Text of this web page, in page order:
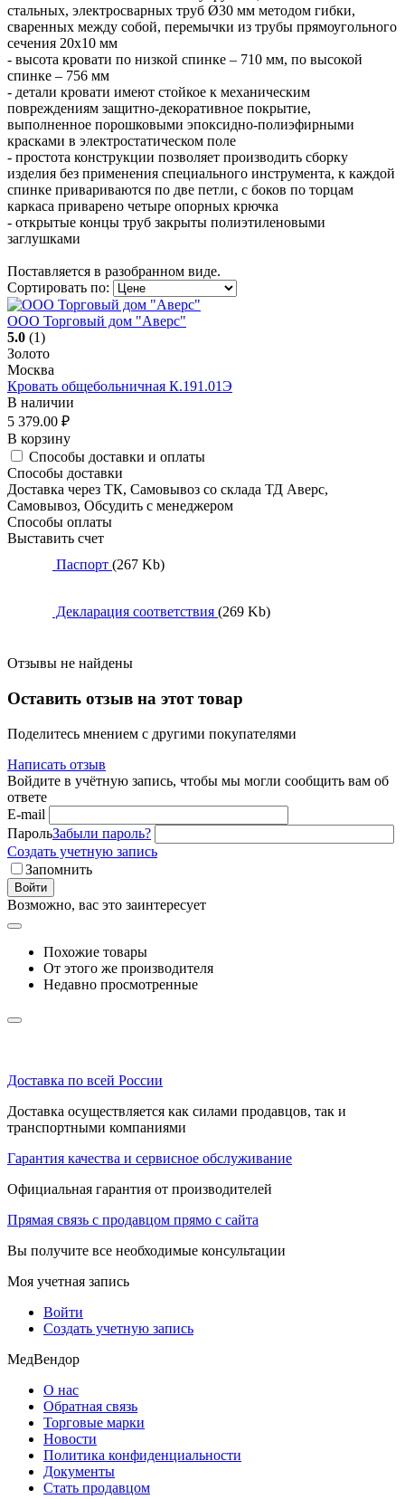
стальных, электросварных труб Ø30 мм методом гибки,
сваренных между собой, перемычки из трубы прямоугольного
сечения 20х10 мм
- высота кровати по низкой спинке – 710 мм, по высокой
спинке – 756 мм
- детали кровати имеют стойкое к механическим
повреждениям защитно-декоративное покрытие,
выполненное порошковыми эпоксидно-полиэфирными
красками в электростатическом поле
- простота конструкции позволяет производить сборку
изделия без применения специального инструмента, к каждой
спинке привариваются по две петли, с боков по торцам
каркаса приварено четыре опорных крючка
- открытые концы труб закрыты полиэтиленовыми
заглушками
Поставляется в разобранном виде.
Сортировать по:
ООО Торговый дом "Аверс"
5.0 (1)
Золото
Москва
Кровать общебольничная К.191.01Э
В наличии
5 379.00 ₽
В корзину
Способы доставки и оплаты
Способы доставки
Доставка через ТК, Самовывоз со склада ТД Аверс,
Самовывоз, Обсудить с менеджером
Способы оплаты
Выставить счет
Паспорт (267 Kb)
Декларация соответствия (269 Kb)
Отзывы не найдены
Оставить отзыв на этот товар
Поделитесь мнением с другими покупателями
Написать отзыв
Войдите в учётную запись, чтобы мы могли сообщить вам об
ответе
E-mail
ПарольЗабыли пароль?
Создать учетную запись
Запомнить
Войти
Возможно, вас это заинтересует
Похожие товары
От этого же производителя
Недавно просмотренные
Доставка по всей России
Доставка осуществляется как силами продавцов, так и
транспортными компаниями
Гарантия качества и сервисное обслуживание
Официальная гарантия от производителей
Прямая связь с продавцом прямо с сайта
Вы получите все необходимые консультации
Моя учетная запись
Войти
Создать учетную запись
МедВендор
О нас
Обратная связь
Торговые марки
Новости
Политика конфиденциальности
Документы
Стать продавцом